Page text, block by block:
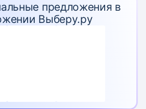
предложения в
Выберу.ру